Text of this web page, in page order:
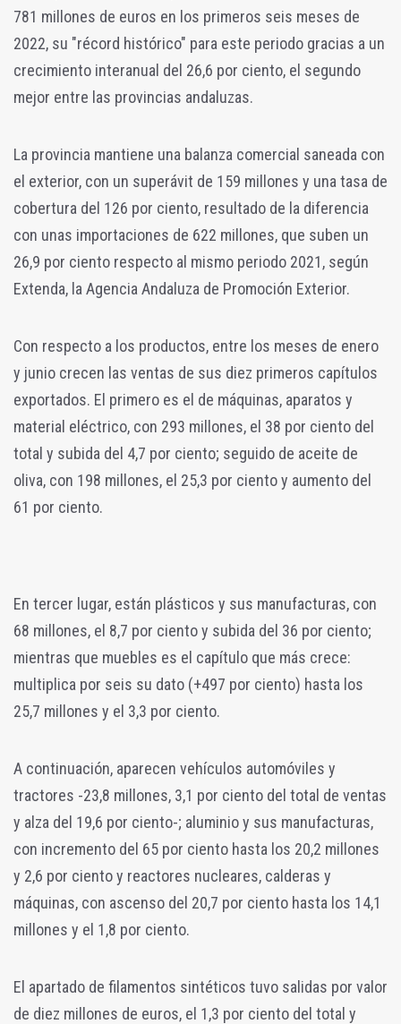
781 millones de euros en los primeros seis meses de
2022, su "récord histórico" para este periodo gracias a un
crecimiento interanual del 26,6 por ciento, el segundo
mejor entre las provincias andaluzas.
La provincia mantiene una balanza comercial saneada con
el exterior, con un superávit de 159 millones y una tasa de
cobertura del 126 por ciento, resultado de la diferencia
con unas importaciones de 622 millones, que suben un
26,9 por ciento respecto al mismo periodo 2021, según
Extenda, la Agencia Andaluza de Promoción Exterior.
Con respecto a los productos, entre los meses de enero
y junio crecen las ventas de sus diez primeros capítulos
exportados. El primero es el de máquinas, aparatos y
material eléctrico, con 293 millones, el 38 por ciento del
total y subida del 4,7 por ciento; seguido de aceite de
oliva, con 198 millones, el 25,3 por ciento y aumento del
61 por ciento.
En tercer lugar, están plásticos y sus manufacturas, con
68 millones, el 8,7 por ciento y subida del 36 por ciento;
mientras que muebles es el capítulo que más crece:
multiplica por seis su dato (+497 por ciento) hasta los
25,7 millones y el 3,3 por ciento.
A continuación, aparecen vehículos automóviles y
tractores -23,8 millones, 3,1 por ciento del total de ventas
y alza del 19,6 por ciento-; aluminio y sus manufacturas,
con incremento del 65 por ciento hasta los 20,2 millones
y 2,6 por ciento y reactores nucleares, calderas y
máquinas, con ascenso del 20,7 por ciento hasta los 14,1
millones y el 1,8 por ciento.
El apartado de filamentos sintéticos tuvo salidas por valor
de diez millones de euros, el 1,3 por ciento del total y